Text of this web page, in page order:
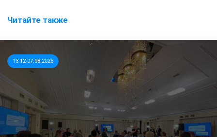
Читайте также
13:12 07.08.2026